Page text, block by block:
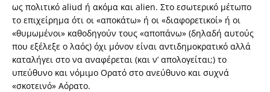
ως πολιτικό aliud ή ακόμα και alien. Στο εσωτερικό μέτωπο
το επιχείρημα ότι οι «αποκάτω» ή οι «διαφορετικοί» ή οι
«θυμωμένοι» καθοδηγούν τους «αποπάνω» (δηλαδή αυτούς
που εξέλεξε ο λαός) όχι μόνον είναι αντιδημοκρατικό αλλά
καταλήγει στο να αναφέρεται (και ν’ απολογείται;) το
υπεύθυνο και νόμιμο Ορατό στο ανεύθυνο και συχνά
«σκοτεινό» Αόρατο.